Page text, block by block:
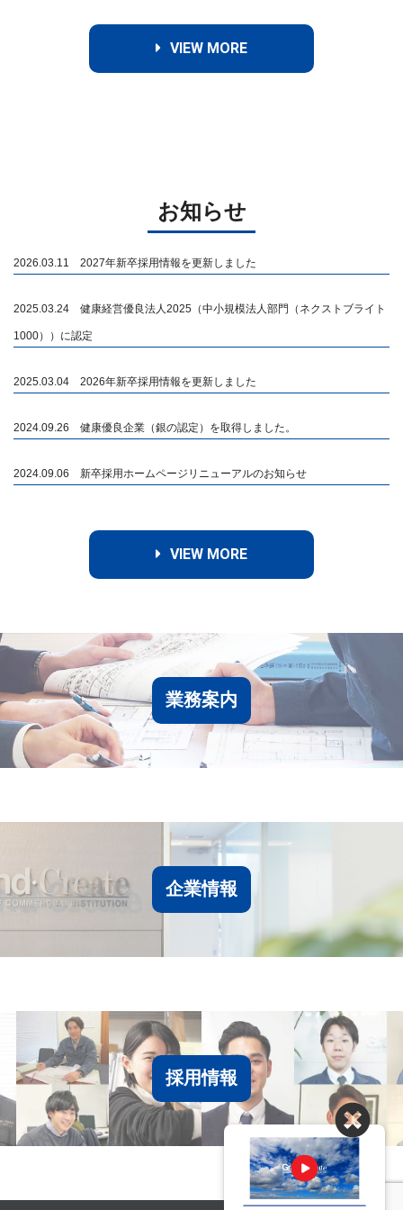
VIEW MORE
お知らせ
2026.03.11 2027年新卒採用情報を更新しました
2025.03.24 健康経営優良法人2025（中小規模法人部門（ネクストブライト
1000））に認定
2025.03.04 2026年新卒採用情報を更新しました
2024.09.26 健康優良企業（銀の認定）を取得しました。
2024.09.06 新卒採用ホームページリニューアルのお知らせ
VIEW MORE
業務案内
企業情報
採用情報